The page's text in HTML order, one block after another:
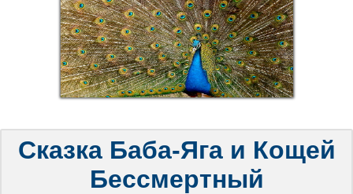
Сказка Баба-Яга и Кощей
Бессмертный